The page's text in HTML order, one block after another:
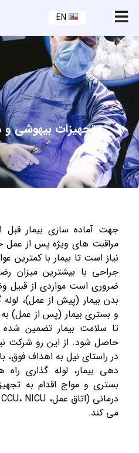
EN
تجهیزات بیهوشی و
جهت آماده سازی بیمار
مراقبت های ویژه پس از عمل
نیاز است تا بیمار با
جراحی با بیشترین میزان
بدن بیمار (پیش از عمل)، لوله
و بستری بیمار (پس از عمل)
تا سلامت بیمار تضمین شده
حاصل شود. از این رو شرکت
در راستای نیل به اهداف
دهی بیمار، لوله گذاری
بستری و مواج اقدام به
می کند.